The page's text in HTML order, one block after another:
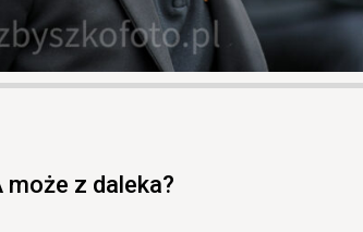
może z daleka?